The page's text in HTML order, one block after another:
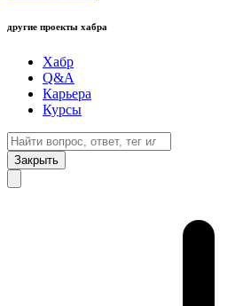
другие проекты хабра
Хабр
Q&A
Карьера
Курсы
Закрыть